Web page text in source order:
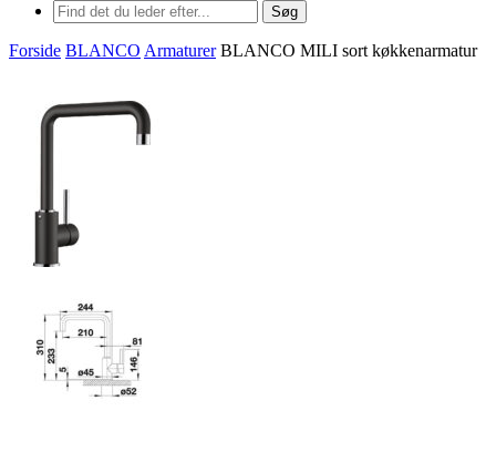
Søg
Forside BLANCO Armaturer BLANCO MILI sort køkkenarmatur